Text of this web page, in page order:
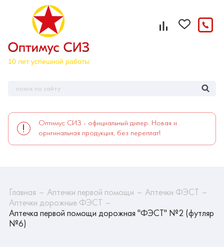
Оптимус СИЗ - официальный дилер. Новая и
оригинальная продукция, без переплат!
Главная Аптечки первой помощи
Аптечки ФЭСТ
Аптечки дорожные ФЭСТ
Аптечка первой помощи дорожная "ФЭСТ" №2 (футляр
№6)